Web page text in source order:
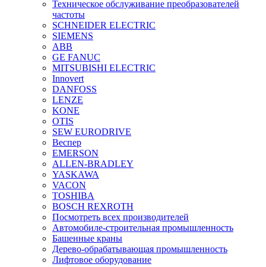
Техническое обслуживание преобразователей
частоты
SCHNEIDER ELECTRIC
SIEMENS
ABB
GE FANUC
MITSUBISHI ELECTRIC
Innovert
DANFOSS
LENZE
KONE
OTIS
SEW EURODRIVE
Веспер
EMERSON
ALLEN-BRADLEY
YASKAWA
VACON
TOSHIBA
BOSCH REXROTH
Посмотреть всех производителей
Автомобиле-строительная промышленность
Башенные краны
Дерево-обрабатывающая промышленность
Лифтовое оборудование